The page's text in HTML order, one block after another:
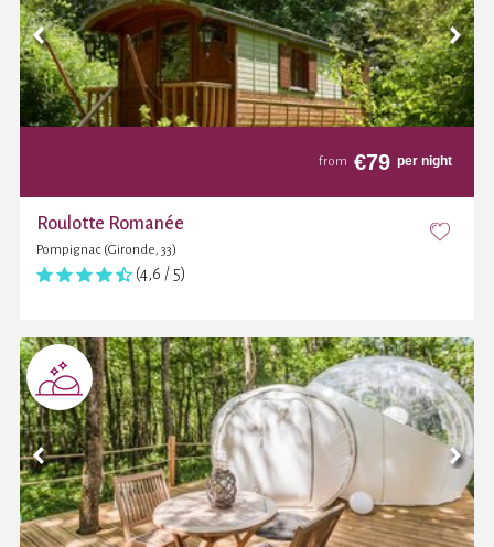
from €79 per night
Roulotte Romanée
Pompignac (Gironde, 33)
(4,6 / 5)